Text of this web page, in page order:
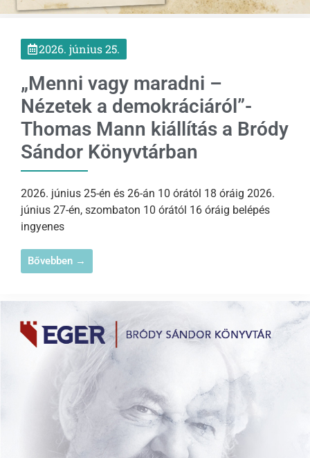
2026. június 25.
„Menni vagy maradni –
Nézetek a demokráciáról”-
Thomas Mann kiállítás a Bródy
Sándor Könyvtárban
2026. június 25-én és 26-án 10 órától 18 óráig 2026.
június 27-én, szombaton 10 órától 16 óráig belépés
ingyenes
Bővebben →